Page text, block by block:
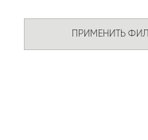
ПРИМЕНИТЬ